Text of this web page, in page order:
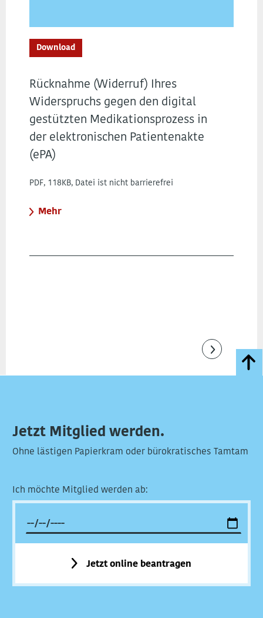
Download
Rücknahme (Widerruf) Ihres
Widerspruchs gegen den digital
gestützten Medikationsprozess in
der elektronischen Patientenakte
(ePA)
PDF, 118KB, Datei ist nicht barrierefrei
Mehr
Jetzt Mitglied werden.
Ohne lästigen Papierkram oder bürokratisches Tamtam
Ich möchte Mitglied werden ab:
Jetzt online beantragen